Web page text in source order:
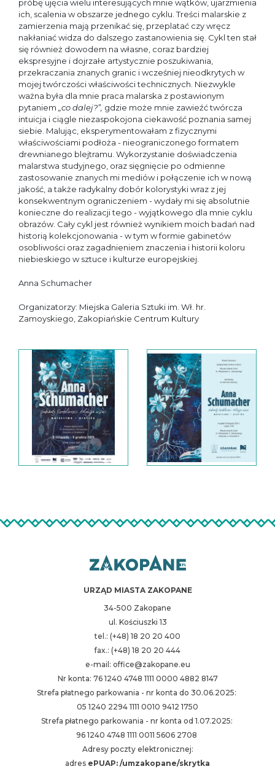
próbę ujęcia wielu interesujących mnie wątków, ujarzmienia
ich, scalenia w obszarze jednego cyklu. Treści malarskie z
zamierzenia mają przenikać się, przeplatać czy wręcz
nakłaniać widza do dalszego zastanowienia się. Cykl ten stał
się również dowodem na własne, coraz bardziej
ekspresyjne i dojrzałe artystycznie poszukiwania,
przekraczania znanych granic i wcześniej nieodkrytych w
mojej twórczości właściwości technicznych. Niezwykle
ważna była dla mnie praca malarska z postawionym
pytaniem „co dalej?”, gdzie może mnie zawieźć twórcza
intuicja i ciągle niezaspokojona ciekawość poznania samej
siebie. Malując, eksperymentowałam z fizycznymi
właściwościami podłoża - nieograniczonego formatem
drewnianego blejtramu. Wykorzystanie doświadczenia
malarstwa studyjnego, oraz sięgnięcie po odmienne
zastosowanie znanych mi mediów i połączenie ich w nową
jakość, a także radykalny dobór kolorystyki wraz z jej
konsekwentnym ograniczeniem - wydały mi się absolutnie
konieczne do realizacji tego - wyjątkowego dla mnie cyklu
obrazów. Cały cykl jest również wynikiem moich badań nad
historią kolekcjonowania - w tym w formie gabinetów
osobliwości oraz zagadnieniem znaczenia i historii koloru
niebieskiego w sztuce i kulturze europejskiej.
Anna Schumacher
Organizatorzy: Miejska Galeria Sztuki im. Wł. hr.
Zamoyskiego, Zakopiańskie Centrum Kultury
URZĄD MIASTA ZAKOPANE
34-500 Zakopane
ul. Kościuszki 13
tel.: (+48) 18 20 20 400
fax.: (+48) 18 20 20 444
e-mail: office@zakopane.eu
Nr konta: 76 1240 4748 1111 0000 4882 8147
Strefa płatnego parkowania - nr konta do 30.06.2025:
05 1240 2294 1111 0010 9412 1750
Strefa płatnego parkowania - nr konta od 1.07.2025:
96 1240 4748 1111 0011 5606 2708
Adresy poczty elektronicznej:
adres ePUAP: /umzakopane/skrytka